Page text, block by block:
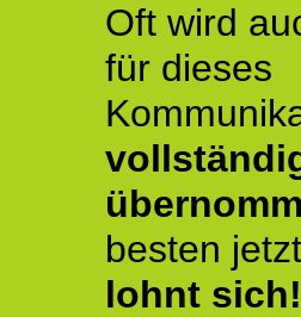
Oft wird
für dieses
besten
lohnt sich!